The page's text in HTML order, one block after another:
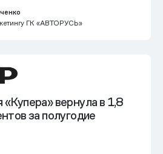
ГК «АВТОРУСЬ»
вернула в 1,8
за полугодие